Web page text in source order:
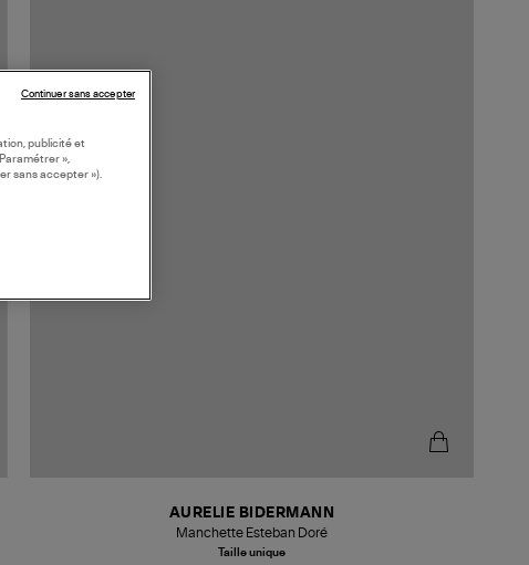
AURELIE BIDERMANN
Manchette Esteban Doré
Taille unique
publicité et
»,
sans accepter »).
Continuer sans accepter